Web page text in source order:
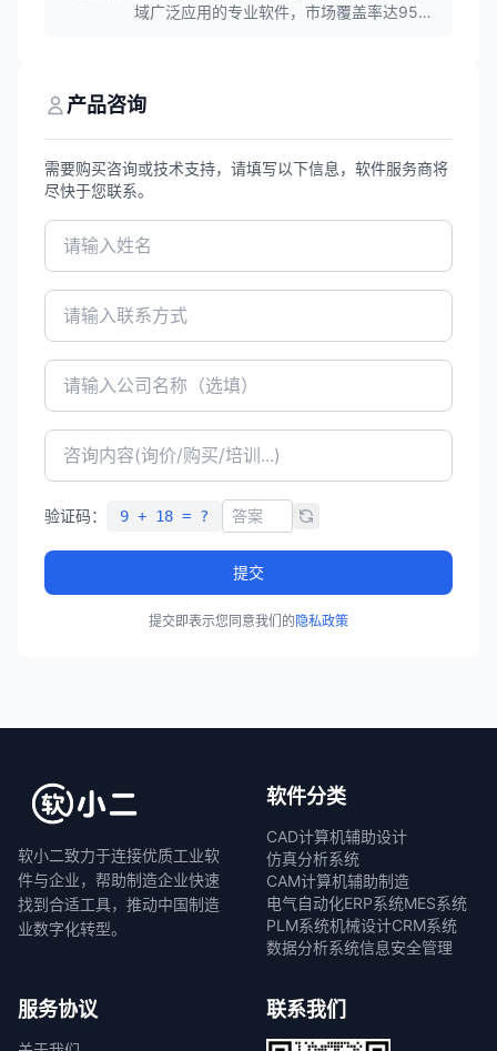
域广泛应用的专业软件，市场覆盖率达95%
程师提供高效、精准的设计解决方案。
产品咨询
需要购买咨询或技术支持，请填写以下信息，软件服务商将
尽快于您联系。
验证码： 9 + 18 = ?
提交
提交即表示您同意我们的隐私政策
软小二致力于连接优质工业软
件与企业，帮助制造企业快速
找到合适工具，推动中国制造
业数字化转型。
软件分类
CAD计算机辅助设计
仿真分析系统
CAM计算机辅助制造
电气自动化ERP系统MES系统
PLM系统机械设计CRM系统
数据分析系统信息安全管理
服务协议 联系我们